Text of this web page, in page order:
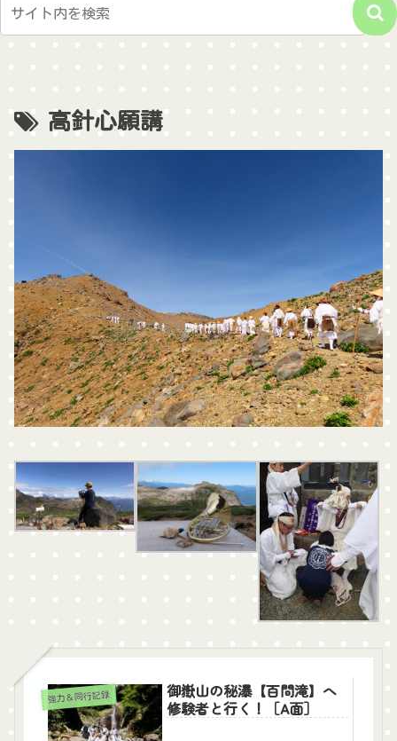
高針心願講
強力＆同行記録
御嶽山の秘瀑【百間滝】へ
修験者と行く！［A面］